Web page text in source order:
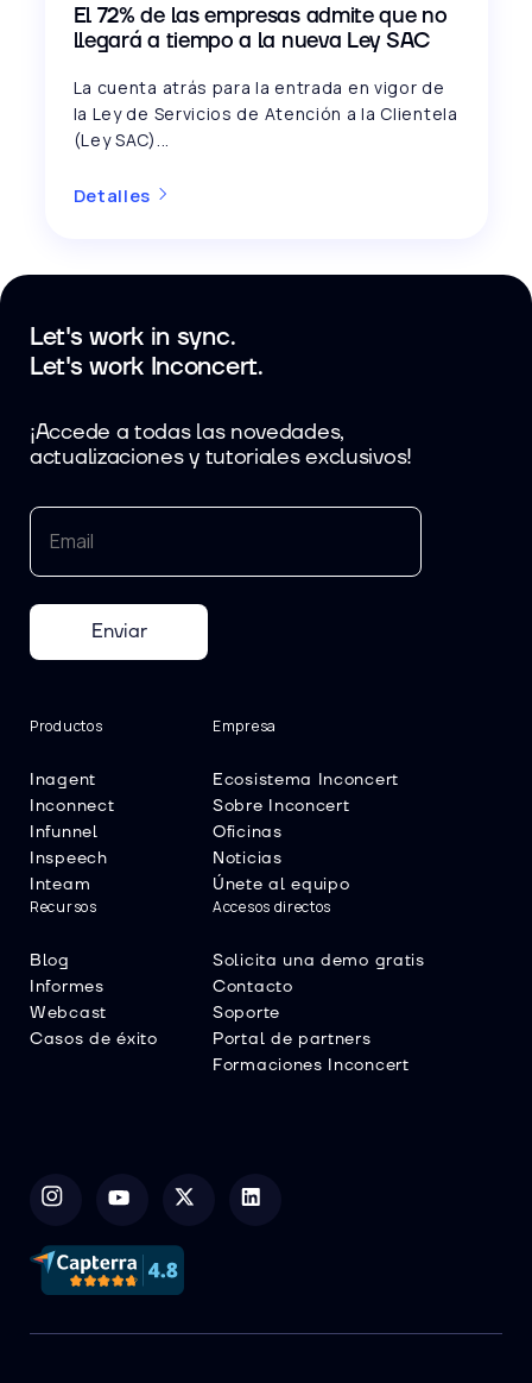
El 72% de las empresas admite que no
llegará a tiempo a la nueva Ley SAC
La cuenta atrás para la entrada en vigor de
la Ley de Servicios de Atención a la Clientela
(Ley SAC)...
Detalles
Let's work in sync.
Let's work Inconcert.
¡Accede a todas las novedades,
actualizaciones y tutoriales exclusivos!
Enviar
Productos
Inagent
Inconnect
Infunnel
Inspeech
Inteam
Empresa
Ecosistema Inconcert
Sobre Inconcert
Oficinas
Noticias
Únete al equipo
Recursos
Blog
Informes
Webcast
Casos de éxito
Accesos directos
Solicita una demo gratis
Contacto
Soporte
Portal de partners
Formaciones Inconcert